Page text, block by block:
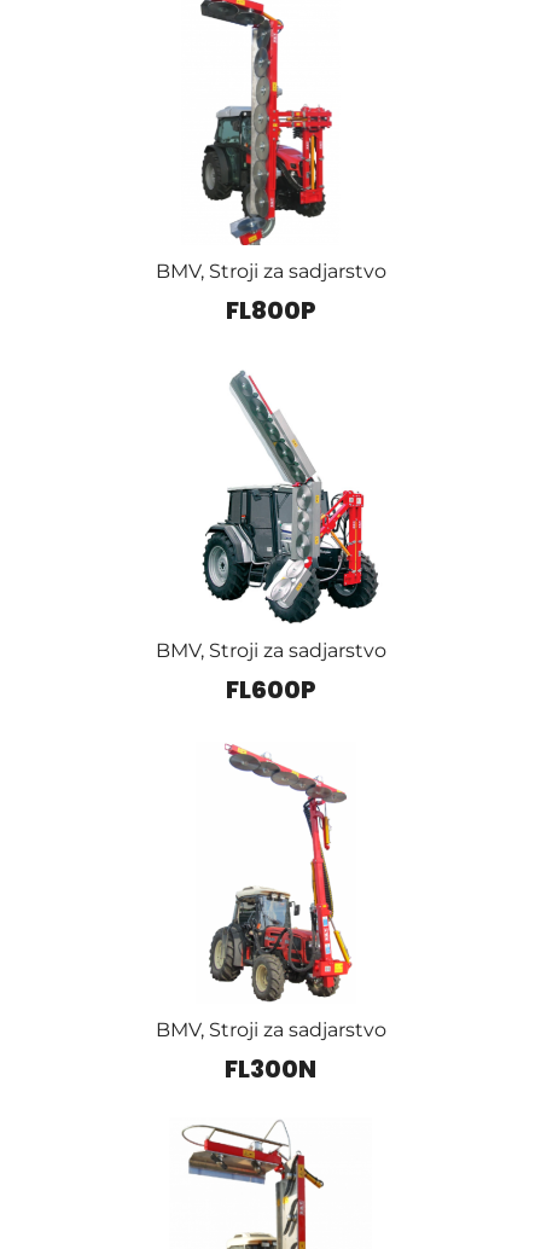
BMV, Stroji za sadjarstvo
FL800P
BMV, Stroji za sadjarstvo
FL600P
BMV, Stroji za sadjarstvo
FL300N